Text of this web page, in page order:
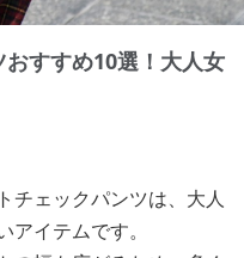
すすめ10選！大人女
チェックパンツは、大人
イテムです。